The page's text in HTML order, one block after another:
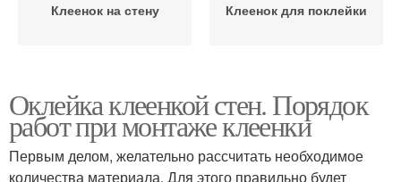
Клеенок на стену Клеенок для поклейки
Оклейка клеенкой стен. Порядок
работ при монтаже клеенки
Первым делом, желательно рассчитать необходимое
количества материала. Для этого правильно будет